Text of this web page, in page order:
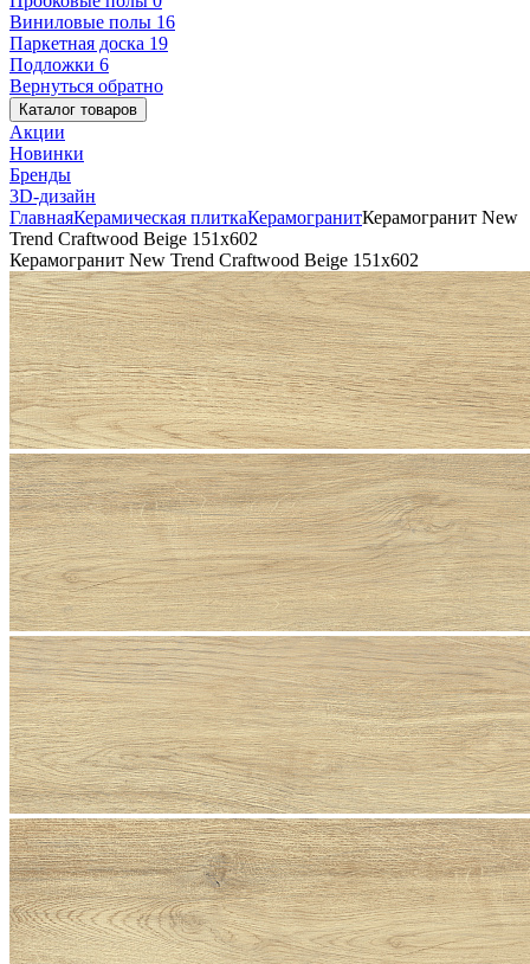
Виниловые полы 16
Паркетная доска 19
Подложки 6
Вернуться обратно
Каталог товаров
Акции
Новинки
Бренды
3D-дизайн
ГлавнаяКерамическая плиткаКерамогранитКерамогранит New
Trend Craftwood Beige 151x602
Керамогранит New Trend Craftwood Beige 151x602